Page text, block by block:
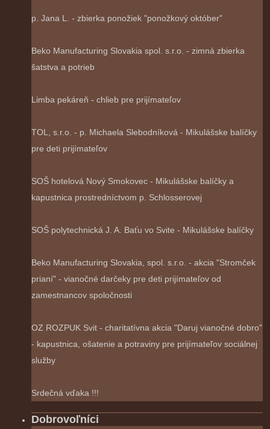
p. Jana L. - zbierka ponožiek "ponožkový október"
Beko Manufacturing Slovakia spol. s.r.o. - zimná zbierka
šatstva a potrieb
Limba pekáreň - chlieb pre prijímateľov
TOL, s.r.o. - p. Michaela Slebodníková - Mikulášske balíčky
pre deti prijímateľov
SOŠ hotelová Nový Smokovec - Mikulášske balíčky a
kapustnica prostredníctvom p. Schlosserovej
SOŠ polytechnická J. A. Baťu vo Svite - Mikulášske balíčky
Beko Manufacturing Slovakia, spol. s.r.o. - akcia "Stromček
prianí" - vianočné darčeky pre deti prijímateľov od
zamestnancov spoločnosti
OZ ROZPUK Svit - charitatívna akcia "Daruj vianočné dobro"
- kapustnica, ošatenie a potraviny pre prijímateľov sociálnej
služby
Srdečná vďaka !!!
Dobrovoľníci